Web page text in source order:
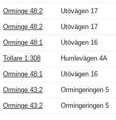
Orminge 48:2 Utövägen 17
Orminge 48:2 Utövägen 17
Orminge 48:1 Utövägen 16
Tollare 1:308 Humlevägen 4A
Orminge 48:1 Utövägen 16
Orminge 43:2 Ormingeringen 5
Orminge 43:2 Ormingeringen 5